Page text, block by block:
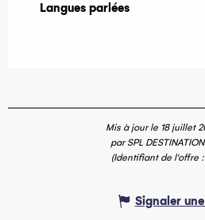
Langues parlées
Langues parlées
Mis à jour le 18 juillet
par SPL
(Identifiant de l'offre :
Signaler